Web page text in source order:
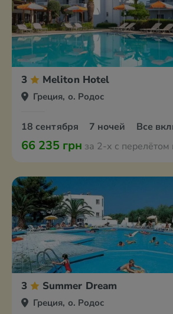
3 Meliton Hotel
Греция, о. Родос
18 сентября 7 ночей Все
66 235 грн за 2-х с перелётом
3 Summer Dream
Греция, о. Родос